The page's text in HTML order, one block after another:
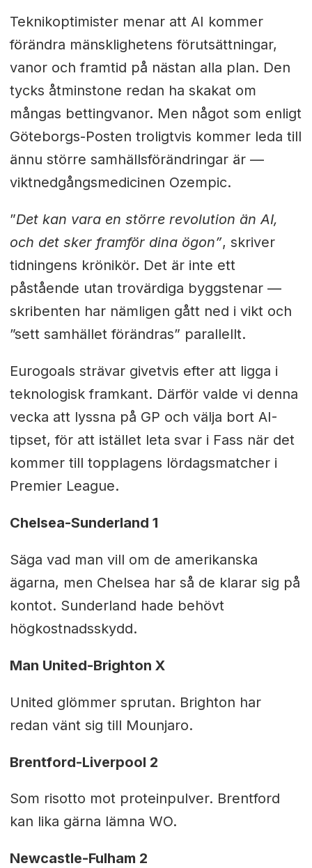
Teknikoptimister menar att AI kommer
förändra mänsklighetens förutsättningar,
vanor och framtid på nästan alla plan. Den
tycks åtminstone redan ha skakat om
mångas bettingvanor. Men något som enligt
Göteborgs-Posten troligtvis kommer leda till
ännu större samhällsförändringar är —
viktnedgångsmedicinen Ozempic.
”Det kan vara en större revolution än AI,
och det sker framför dina ögon”, skriver
tidningens krönikör. Det är inte ett
påstående utan trovärdiga byggstenar —
skribenten har nämligen gått ned i vikt och
”sett samhället förändras” parallellt.
Eurogoals strävar givetvis efter att ligga i
teknologisk framkant. Därför valde vi denna
vecka att lyssna på GP och välja bort AI-
tipset, för att istället leta svar i Fass när det
kommer till topplagens lördagsmatcher i
Premier League.
Chelsea-Sunderland 1
Säga vad man vill om de amerikanska
ägarna, men Chelsea har så de klarar sig på
kontot. Sunderland hade behövt
högkostnadsskydd.
Man United-Brighton X
United glömmer sprutan. Brighton har
redan vänt sig till Mounjaro.
Brentford-Liverpool 2
Som risotto mot proteinpulver. Brentford
kan lika gärna lämna WO.
Newcastle-Fulham 2